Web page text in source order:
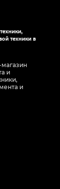
техники в
и
и